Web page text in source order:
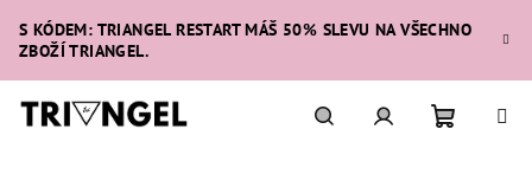
obsah
S KÓDEM: TRIANGEL RESTART MÁŠ 50% SLEVU NA VŠECHNO
ZBOŽÍ TRIANGEL.